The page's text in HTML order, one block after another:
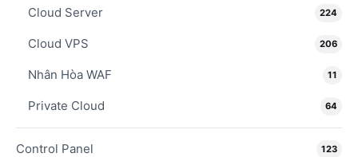
Cloud Server 224
Cloud VPS 206
Nhân Hòa WAF 11
Private Cloud 64
Control Panel 123